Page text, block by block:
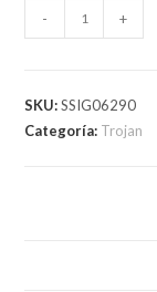
BATERÍA
TROJAN
6V
- +
SKU:SSIG06290
Categoría: Trojan